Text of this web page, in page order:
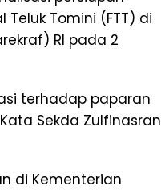
Tomini (FTT) di
RI pada 2
terhadap paparan
Sekda Zulfinasran
di Kementerian